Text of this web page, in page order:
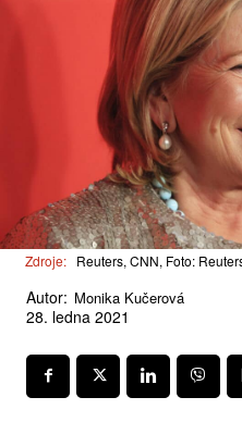
Zdroje: Reuters, CNN, Foto:
Autor: Monika Kučerová
28. ledna 2021